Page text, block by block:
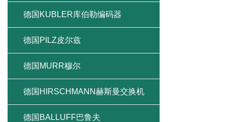
德国KUBLER库伯勒编码器
德国PILZ皮尔兹
德国MURR穆尔
德国HIRSCHMANN赫斯曼交换机
德国BALLUFF巴鲁夫